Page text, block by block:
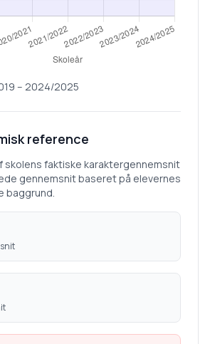
– 2024/2025
reference
skolens faktiske karaktergennemsnit
gennemsnit baseret på elevernes
baggrund.